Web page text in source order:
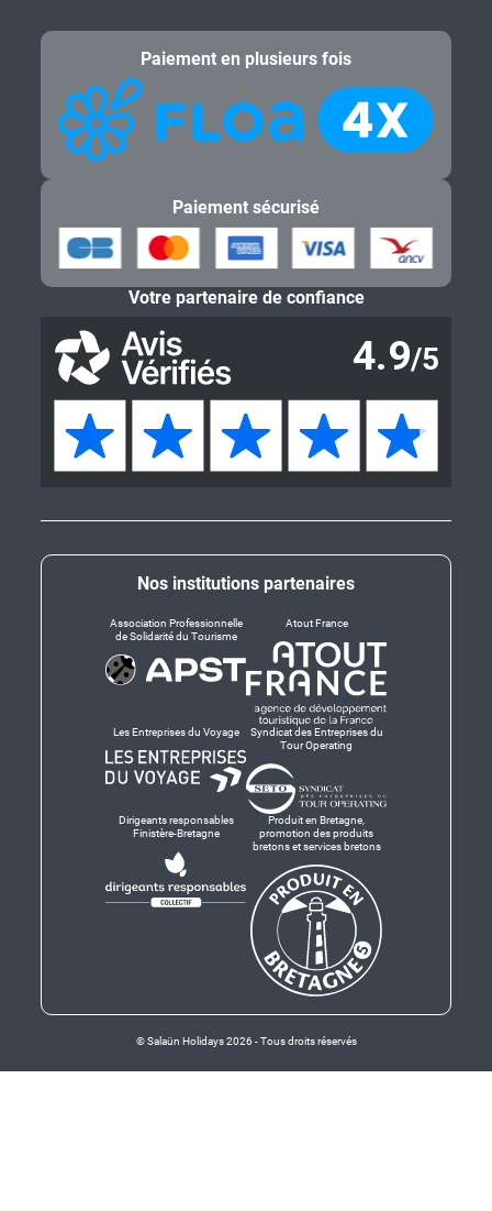
Nos institutions partenaires
Association Professionnelle
de Solidarité du Tourisme
Atout France
Les Entreprises du Voyage
Syndicat des Entreprises du
Tour Operating
Dirigeants responsables
Finistère-Bretagne
Produit en Bretagne,
promotion des produits
bretons et services bretons
Paiement en plusieurs fois
Paiement sécurisé
Votre partenaire de confiance
© Salaün Holidays 2026 - Tous droits réservés